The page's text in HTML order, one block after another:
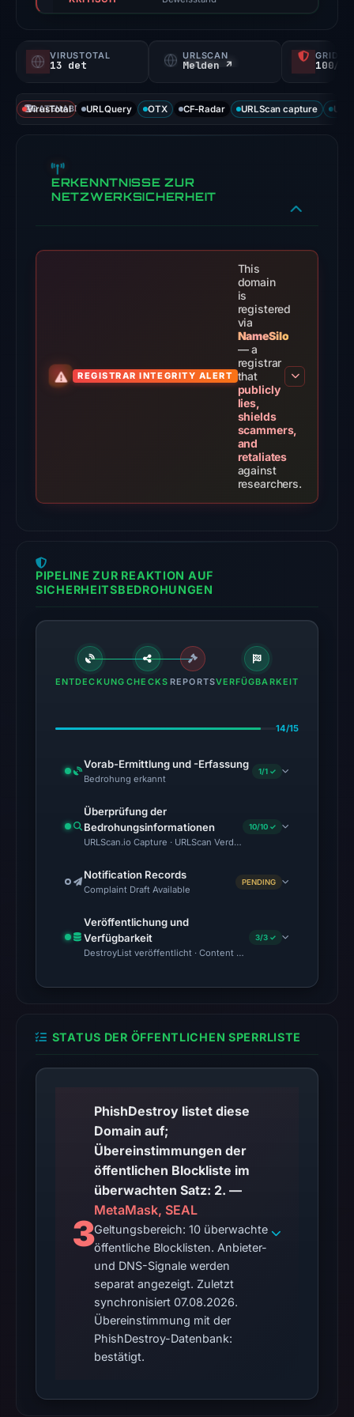
this
domain.
score:
99/100;
a
triage
detections
among
2026
UTC.
The
snapshot
contained
2
(MetaMask,
on
Aug
2026
at
UTC.
Safe
Browsing
May
19:10
UTC.
The
same
snapshot
provides
additional
context.
A
URLScan
capture
is
available,
no
VIRUSTOTAL
13 det
URLSCAN
Melden ↗ 100/
DATENABDECKUNG
VirusTotal URLQuery OTX CF-Radar URLScan capture
ERKENNTNISSE ZUR
NETZWERKSICHERHEIT
REGISTRAR INTEGRITY ALERT
This
domain
is
registered
via
NameSilo
— a
registrar
that
publicly
lies,
shields
scammers,
and
retaliates
against
researchers.
PIPELINE ZUR REAKTION AUF
SICHERHEITSBEDROHUNGEN
ENTDECKUNG CHECKS REPORTSVERFÜGBARKEIT
14/15
Vorab-Ermittlung und -Erfassung
Bedrohung erkannt
1/1 ✓
Überprüfung der
Bedrohungsinformationen
URLScan.io Capture · URLScan Verdict · Cloudflare Radar
10/10 ✓
Notification Records
Complaint Draft Available
PENDING
Veröffentlichung und
Verfügbarkeit
DestroyList veröffentlicht · Content Observed Unavailable ·
3/3 ✓
STATUS DER ÖFFENTLICHEN SPERRLISTE
3
PhishDestroy listet diese
Domain auf;
Übereinstimmungen der
öffentlichen Blockliste im
überwachten Satz: 2. —
MetaMask, SEAL
Geltungsbereich: 10 überwachte
öffentliche Blocklisten. Anbieter-
und DNS-Signale werden
separat angezeigt. Zuletzt
synchronisiert 07.08.2026.
Übereinstimmung mit der
PhishDestroy-Datenbank:
bestätigt.